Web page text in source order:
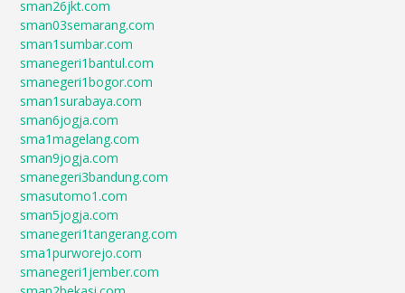
sman26jkt.com
sman03semarang.com
sman1sumbar.com
smanegeri1bantul.com
smanegeri1bogor.com
sman1surabaya.com
sman6jogja.com
sma1magelang.com
sman9jogja.com
smanegeri3bandung.com
smasutomo1.com
sman5jogja.com
smanegeri1tangerang.com
sma1purworejo.com
smanegeri1jember.com